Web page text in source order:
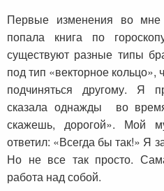
Первые изменения во
попала книга по
существуют разные типы
под тип «векторное
подчиняться другому. Я
сказала однажды во
скажешь, дорогой». Мой
ответил: «Всегда бы так!» Я
Но не все так просто.
работа над собой.